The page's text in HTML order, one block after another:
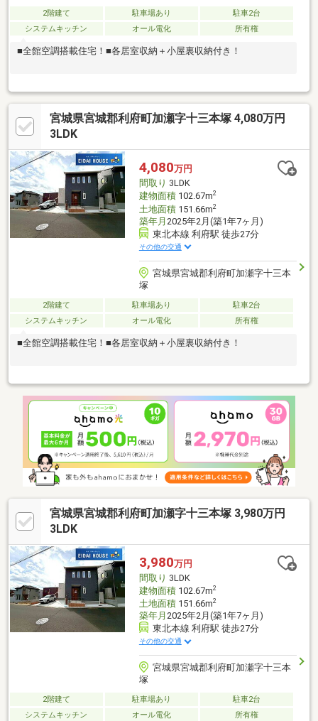
2階建て 駐車場あり
駐車2台
システムキッチン
オール電化 所有権
■全館空調搭載住宅！■各居室収納＋小屋裏収納付き！
宮城県宮城郡利府町加瀬字十三本塚 4,080万円
3LDK
4,080万円
間取り 3LDK
建物面積102.67m2
土地面積151.66m2
築年月 2025年2月(築1年7ヶ月)
東北本線 利府駅 徒歩27分
その他の交通
宮城県宮城郡利府町加瀬字十三本
塚
2階建て 駐車場あり
駐車2台
システムキッチン
オール電化 所有権
■全館空調搭載住宅！■各居室収納＋小屋裏収納付き！
宮城県宮城郡利府町加瀬字十三本塚 3,980万円
3LDK
3,980万円
間取り 3LDK
建物面積102.67m2
土地面積151.66m2
築年月 2025年2月(築1年7ヶ月)
東北本線 利府駅 徒歩27分
その他の交通
宮城県宮城郡利府町加瀬字十三本
塚
2階建て 駐車場あり
駐車2台
システムキッチン
オール電化 所有権